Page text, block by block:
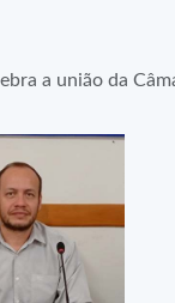
a união da